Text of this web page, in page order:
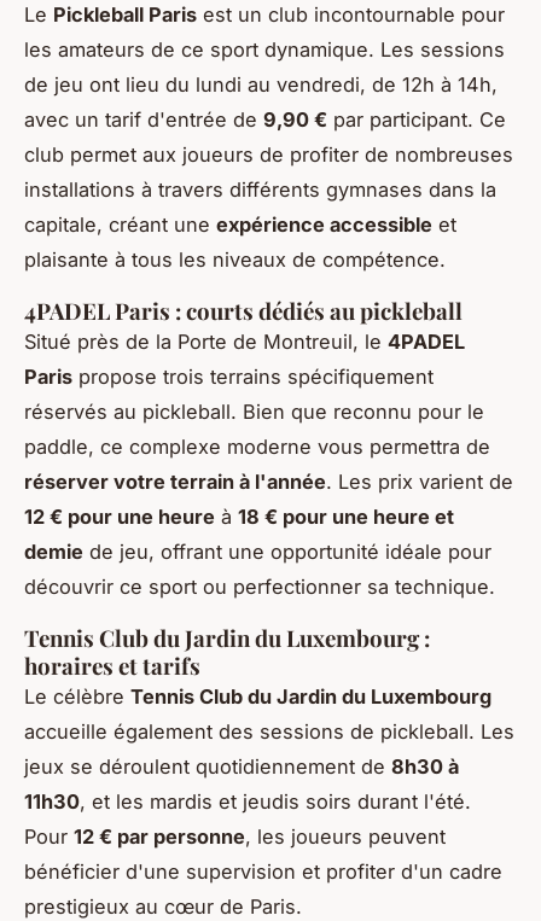
Le Pickleball Paris est un club incontournable pour
les amateurs de ce sport dynamique. Les sessions
de jeu ont lieu du lundi au vendredi, de 12h à 14h,
avec un tarif d'entrée de 9,90 € par participant. Ce
club permet aux joueurs de profiter de nombreuses
installations à travers différents gymnases dans la
capitale, créant une expérience accessible et
plaisante à tous les niveaux de compétence.
4PADEL Paris : courts dédiés au pickleball
Situé près de la Porte de Montreuil, le 4PADEL
Paris propose trois terrains spécifiquement
réservés au pickleball. Bien que reconnu pour le
paddle, ce complexe moderne vous permettra de
réserver votre terrain à l'année. Les prix varient de
12 € pour une heure à 18 € pour une heure et
demie de jeu, offrant une opportunité idéale pour
découvrir ce sport ou perfectionner sa technique.
Tennis Club du Jardin du Luxembourg :
horaires et tarifs
Le célèbre Tennis Club du Jardin du Luxembourg
accueille également des sessions de pickleball. Les
jeux se déroulent quotidiennement de 8h30 à
11h30, et les mardis et jeudis soirs durant l'été.
Pour 12 € par personne, les joueurs peuvent
bénéficier d'une supervision et profiter d'un cadre
prestigieux au cœur de Paris.